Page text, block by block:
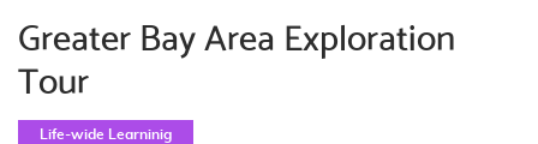
Greater Bay Area Exploration
Tour
Life-wide Learninig